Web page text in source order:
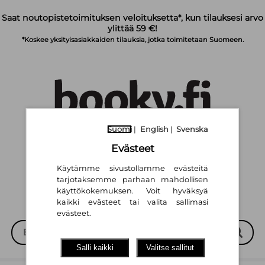
Saat noutopistetoimituksen veloituksetta*, kun tilauksesi arvo
ylittää 59 €!
*Koskee yksityisasiakkaiden tilauksia, jotka toimitetaan Suomeen.
English |
Suomi | English | Svenska
Evästeet
Käytämme sivustollamme evästeitä
tarjotaksemme parhaan mahdollisen
käyttökokemuksen. Voit hyväksyä
kaikki evästeet tai valita sallimasi
evästeet.
Salli kaikki Valitse sallitut